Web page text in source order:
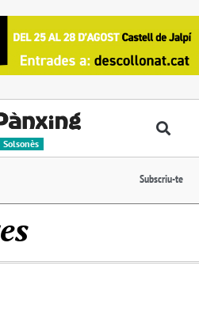
Solsonès
Subscriu-te